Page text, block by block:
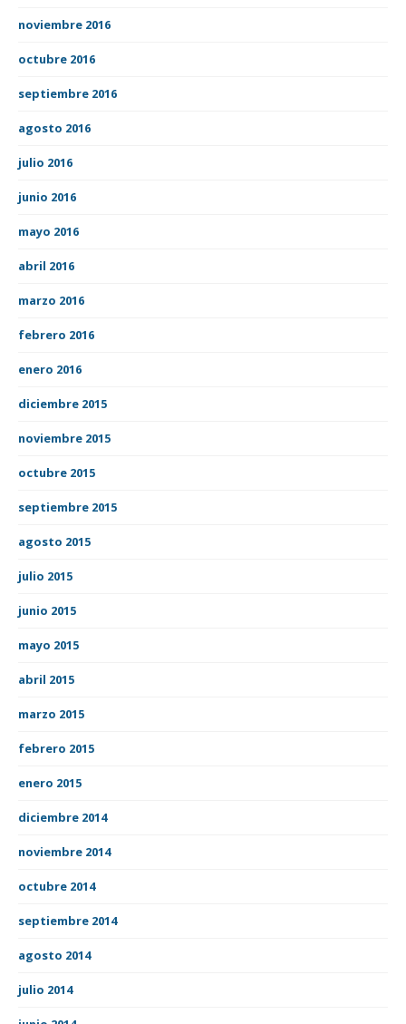
noviembre 2016
octubre 2016
septiembre 2016
agosto 2016
julio 2016
junio 2016
mayo 2016
abril 2016
marzo 2016
febrero 2016
enero 2016
diciembre 2015
noviembre 2015
octubre 2015
septiembre 2015
agosto 2015
julio 2015
junio 2015
mayo 2015
abril 2015
marzo 2015
febrero 2015
enero 2015
diciembre 2014
noviembre 2014
octubre 2014
septiembre 2014
agosto 2014
julio 2014